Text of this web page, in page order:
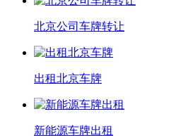
北京公司车牌转让
出租北京车牌
新能源车牌出租